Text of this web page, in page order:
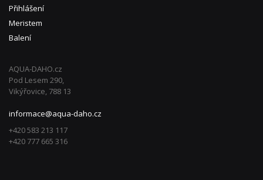
Přihlášení
Meristem
Balení
AQUA-DAHO.cz
Pod Lesem 290,
Vikýřovice, 788 13
informace@aqua-daho.cz
+420 583 213 117
+420 777 665 316